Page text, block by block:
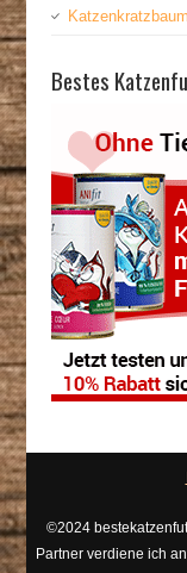
Katzenkratzbaum
Bestes
©2024
Partner verdiene ich